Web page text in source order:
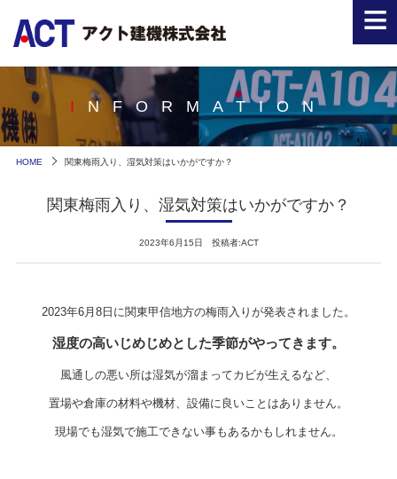
INFORMATION
HOME 関東梅雨入り、湿気対策はいかがですか？
関東梅雨入り、湿気対策はいかがですか？
2023年6月15日 投稿者:ACT
2023年6月8日に関東甲信地方の梅雨入りが発表されました。
湿度の高いじめじめとした季節がやってきます。
風通しの悪い所は湿気が溜まってカビが生えるなど、
置場や倉庫の材料や機材、設備に良いことはありません。
現場でも湿気で施工できない事もあるかもしれません。
≡